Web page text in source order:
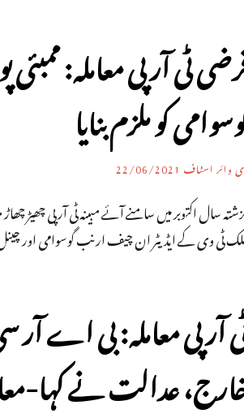
ٹی آر پی معاملہ:
کو ملزم بنایا
وائر اسٹاف 22/06/2021
سال اکتوبر میں سامنے آئے مبینہ ٹی آر پی
ٹی وی کے ایڈیٹر ان چیف ارنب گوسوامی اور
آر پی معاملہ: بی اے
عدالت نے کہا-